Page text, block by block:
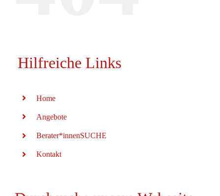
Hilfreiche Links
Home
Angebote
Berater*innenSUCHE
Kontakt